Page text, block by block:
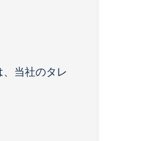
当社のタレ